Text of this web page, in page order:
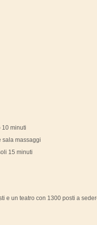
10 minuti
sala massaggi
15 minuti
e un teatro con 1300 posti a